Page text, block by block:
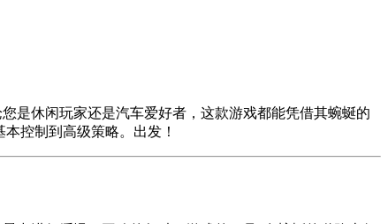
是休闲玩家还是汽车爱好者，这款游戏都能凭借其蜿蜒的
控制到高级策略。出发！